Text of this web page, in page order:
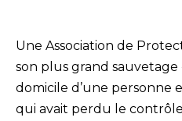
Une Association de
son plus grand
domicile d’une personne
qui avait perdu le